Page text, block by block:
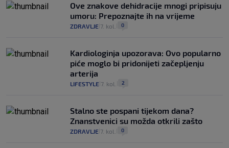
Ove znakove dehidracije mnogi pripisuju
umoru: Prepoznajte ih na vrijeme
ZDRAVLJE 7. kol. 0
Kardiologinja upozorava: Ovo popularno
piće moglo bi pridonijeti začepljenju
arterija
LIFESTYLE 7. kol. 2
Stalno ste pospani tijekom dana?
Znanstvenici su možda otkrili zašto
ZDRAVLJE 7. kol. 0